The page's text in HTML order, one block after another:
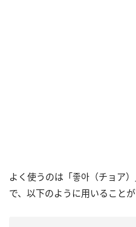
よく使うのは「좋아（チョア
で、以下のように用いることが